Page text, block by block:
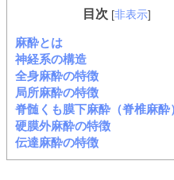
目次 [非表示]
麻酔とは
神経系の構造
全身麻酔の特徴
局所麻酔の特徴
脊髄くも膜下麻酔（脊椎麻酔
硬膜外麻酔の特徴
伝達麻酔の特徴